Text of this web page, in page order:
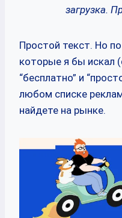
загрузка.
Простой текст. Но
которые я бы искал
“бесплатно” и
любом списке
найдете на рынке.